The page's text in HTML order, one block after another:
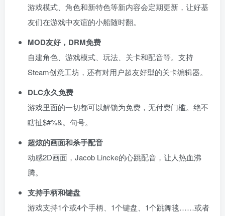
游戏模式、角色和新特色等新内容会定期更新，让好基
友们在游戏中友谊的小船随时翻。
MOD友好，DRM免费
自建角色、游戏模式、玩法、关卡和配音等。支持
Steam创意工坊，还有对用户超友好型的关卡编辑器。
DLC永久免费
游戏里面的一切都可以解锁为免费，无付费门槛。绝不
瞎扯$#%&。句号。
超炫的画面和杀手配音
动感2D画面，Jacob Lincke的心跳配音，让人热血沸
腾。
支持手柄和键盘
游戏支持1个或4个手柄、1个键盘、1个跳舞毯……或者